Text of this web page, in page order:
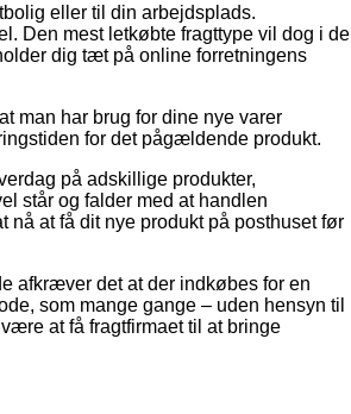
eller til din arbejdsplads.
Den mest letkøbte fragttype vil dog i de
dig tæt på online forretningens
man har brug for dine nye varer
for det pågældende produkt.
på adskillige produkter,
står og falder med at handlen
at få dit nye produkt på posthuset før
afkræver det at der indkøbes for en
som mange gange – uden hensyn til
at få fragtfirmaet til at bringe